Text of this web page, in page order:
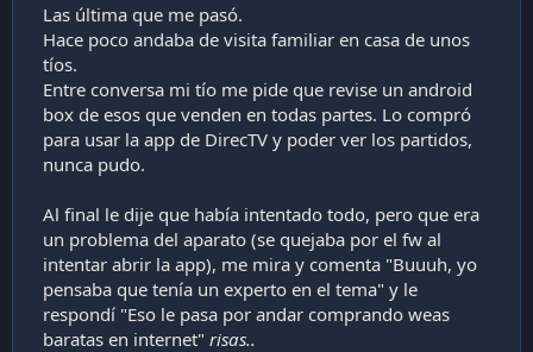
Las última que me pasó.
Hace poco andaba de visita familiar en casa de unos
tíos.
Entre conversa mi tío me pide que revise un android
box de esos que venden en todas partes. Lo compró
para usar la app de DirecTV y poder ver los partidos,
nunca pudo.
Al final le dije que había intentado todo, pero que era
un problema del aparato (se quejaba por el fw al
intentar abrir la app), me mira y comenta "Buuuh, yo
pensaba que tenía un experto en el tema" y le
respondí "Eso le pasa por andar comprando weas
baratas en internet" risas..